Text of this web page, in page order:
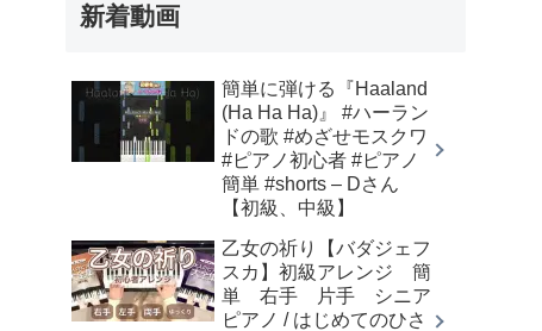
新着動画
簡単に弾ける『Haaland
(Ha Ha Ha)』 #ハーラン
ドの歌 #めざせモスクワ
#ピアノ初心者 #ピアノ
簡単 #shorts – Dさん
【初級、中級】
乙女の祈り【バダジェフ
スカ】初級アレンジ 簡
単 右手 片手 シニア
ピアノ / はじめてのひさ